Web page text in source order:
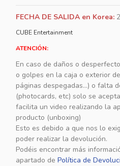
FECHA DE SALIDA en Korea:
CUBE Entertainment
ATENCIÓN:
En caso de daños o
o golpes en la caja o exterior
páginas despegadas...) o falta
(photocards, etc) solo se
facilita un video realizando la
producto (unboxing)
Esto es debido a que nos lo
poder realizar la devolución.
Podéis encontrar más
apartado de Política de